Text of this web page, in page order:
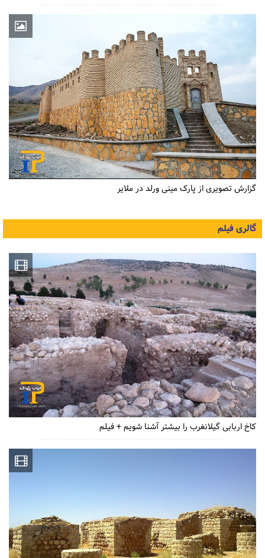
گزارش تصویری از پارک مینی ورلد در ملایر
گالری فیلم
کاخ اربابی گیلانغرب را بیشتر آشنا شویم + فیلم